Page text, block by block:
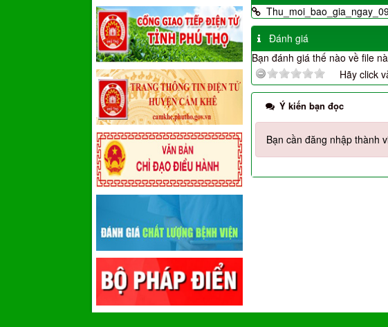
Đánh giá
Bạn đánh giá thế nào về file
Hãy click
Ý kiến bạn đọc
Bạn cần đăng nhập thành